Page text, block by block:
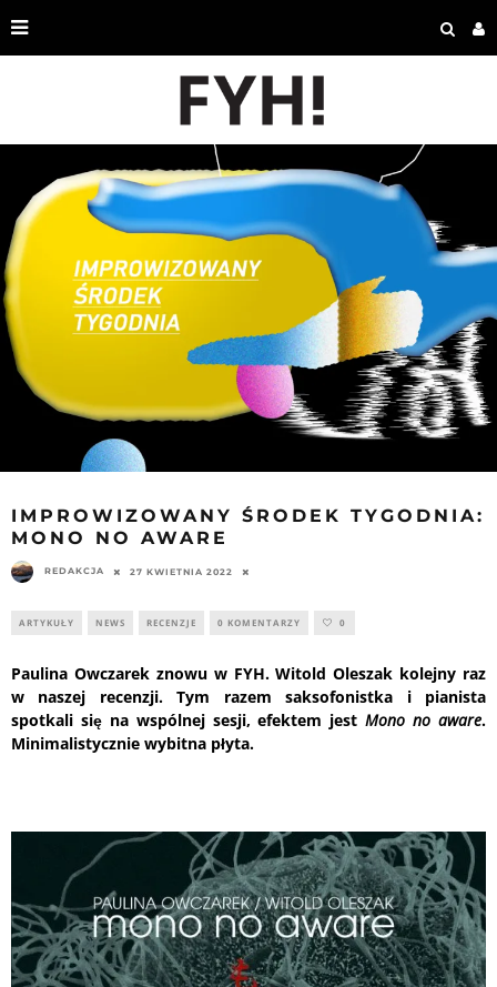
IMPROWIZOWANY ŚRODEK TYGODNIA:
MONO NO AWARE
REDAKCJA 27 KWIETNIA 2022
ARTYKUŁY NEWS RECENZJE 0 KOMENTARZY 0
Paulina Owczarek znowu w FYH. Witold Oleszak kolejny raz
w naszej recenzji. Tym razem saksofonistka i pianista
spotkali się na wspólnej sesji, efektem jestMono no aware.
Minimalistycznie wybitna płyta.